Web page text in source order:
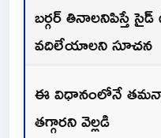
బర్గర్ తినాలనిపిస్తే సైడ్
వదిలేయాలని సూచన
ఈ విధానంలోనే తమన్నా
తగ్గారని వెల్లడి